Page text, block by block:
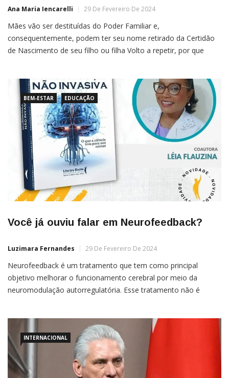
Ana Maria Iencarelli 29 De Fevereiro De 2024
Mães vão ser destituídas do Poder Familiar e,
consequentemente, podem ter seu nome retirado da Certidão
de Nascimento de seu filho ou filha Volto a repetir, por que
protetora. A
BEM-ESTAR EDUCAÇÃO
Você já ouviu falar em Neurofeedback?
Luzimara Fernandes 29 De Fevereiro De 2024
Neurofeedback é um tratamento que tem como principal
objetivo melhorar o funcionamento cerebral por meio da
neuromodulação autorregulatória. Esse tratamento não é
INTERNACIONAL